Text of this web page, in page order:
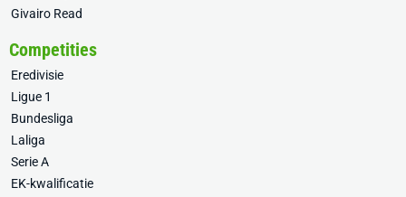
Givairo Read
Competities
Eredivisie
Ligue 1
Bundesliga
Laliga
Serie A
EK-kwalificatie